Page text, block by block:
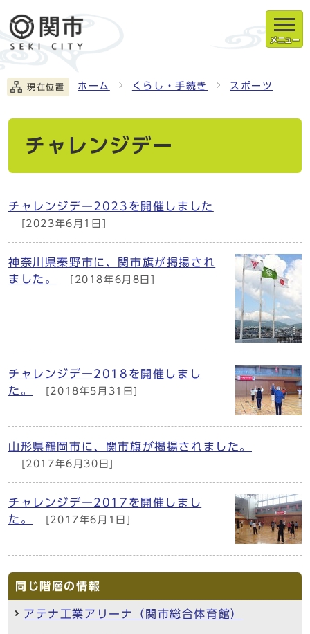
メニュー
現在位置 ホーム くらし・手続き スポーツ
チャレンジデー
チャレンジデー2023を開催しました
[2023年6月1日]
神奈川県秦野市に、関市旗が掲揚され
ました。
[2018年6月8日]
チャレンジデー2018を開催しまし
た。
[2018年5月31日]
山形県鶴岡市に、関市旗が掲揚されました。
[2017年6月30日]
チャレンジデー2017を開催しまし
た。
[2017年6月1日]
同じ階層の情報
アテナ工業アリーナ（関市総合体育館）